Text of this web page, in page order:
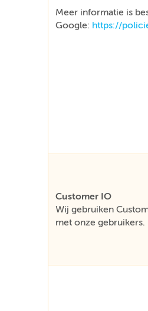
Meer informatie is
Google: https://
Customer IO
Wij gebruiken
met onze gebruikers.